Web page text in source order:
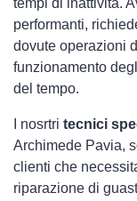
tempi di inattività.
performanti,
dovute operazioni
funzionamento
del tempo.
I nosrtri tecnici
Archimede Pavia,
clienti che
riparazione di